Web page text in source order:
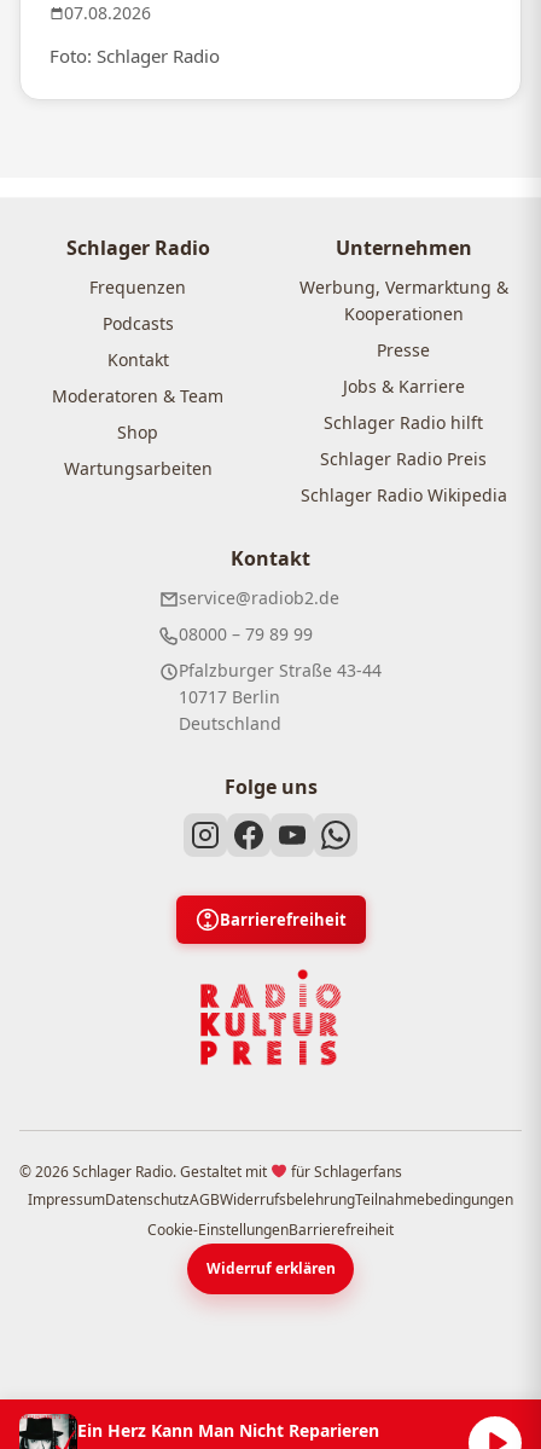
07.08.2026
Foto: Schlager Radio
Schlager Radio
Frequenzen
Podcasts
Kontakt
Moderatoren & Team
Shop
Wartungsarbeiten
Unternehmen
Werbung, Vermarktung &
Kooperationen
Presse
Jobs & Karriere
Schlager Radio hilft
Schlager Radio Preis
Schlager Radio Wikipedia
Kontakt
service@radiob2.de
08000 – 79 89 99
Pfalzburger Straße 43-44
10717 Berlin
Deutschland
Folge uns
Barrierefreiheit
© 2026 Schlager Radio. Gestaltet mit
für Schlagerfans
ImpressumDatenschutzAGBWiderrufsbelehrungTeilnahmebedingungen
Cookie-EinstellungenBarrierefreiheit
Widerruf erklären
Ein Herz Kann Man Nicht Reparieren